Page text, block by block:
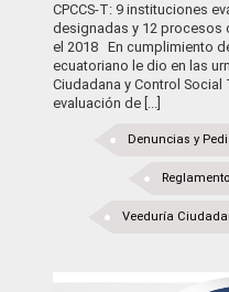
CPCCS-T: 9 instituciones
designadas y 12 procesos
el 2018 En cumplimiento
ecuatoriano le dio en las
Ciudadana y Control Social
evaluación de [...]
Denuncias y
Reglamento
Veeduría